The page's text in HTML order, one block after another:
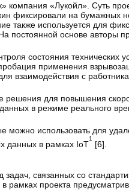
«Лукойл». Суть
фиксировали на бумажных
также используется для
постоянной основе авторы
состояния технических
применения
взаимодействия с
для повышения
в режиме реального
использовать для
данных в рамках IoT
1
[6].
связанных со
проекта